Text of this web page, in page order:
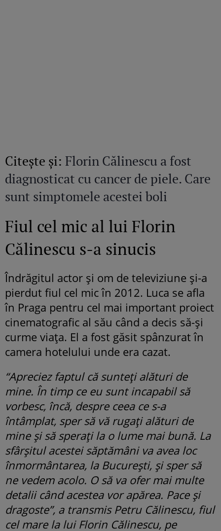
Citeşte şi: Florin Călinescu a fost
diagnosticat cu cancer de piele. Care
sunt simptomele acestei boli
Fiul cel mic al lui Florin
Călinescu s-a sinucis
Îndrăgitul actor și om de televiziune și-a
pierdut fiul cel mic în 2012. Luca se afla
în Praga pentru cel mai important proiect
cinematografic al său când a decis să-și
curme viața. El a fost găsit spânzurat în
camera hotelului unde era cazat.
“Apreciez faptul că sunteți alături de
mine. În timp ce eu sunt incapabil să
vorbesc, încă, despre ceea ce s-a
întâmplat, sper să vă rugați alături de
mine și să sperați la o lume mai bună. La
sfârșitul acestei săptămâni va avea loc
înmormântarea, la București, și sper să
ne vedem acolo. O să va ofer mai multe
detalii când acestea vor apărea. Pace și
dragoste”, a transmis Petru Călinescu, fiul
cel mare la lui Florin Călinescu, pe